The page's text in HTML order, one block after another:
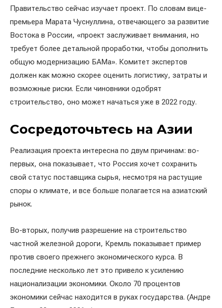
Правительство сейчас изучает проект. По словам вице-
премьера Марата Чуснуллина, отвечающего за развитие
Востока в России, «проект заслуживает внимания, но
требует более детальной проработки, чтобы дополнить
общую модернизацию БАМа». Комитет экспертов
должен как можно скорее оценить логистику, затраты и
возможные риски. Если чиновники одобрят
строительство, оно может начаться уже в 2022 году.
Сосредоточьтесь на Азии
Реализация проекта интересна по двум причинам: во-
первых, она показывает, что Россия хочет сохранить
свой статус поставщика сырья, несмотря на растущие
споры о климате, и все больше полагается на азиатский
рынок.
Во-вторых, получив разрешение на строительство
частной железной дороги, Кремль показывает пример
против своего прежнего экономического курса. В
последние несколько лет это привело к усилению
национализации экономики. Около 70 процентов
экономики сейчас находится в руках государства. (Андре